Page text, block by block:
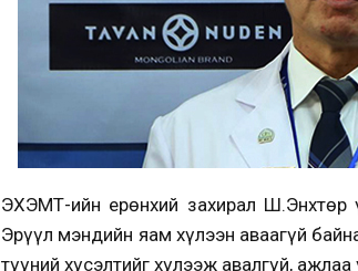
ЭХЭМҮТ-ийн ерөнхий захирал Ш.Энхтөр
Эрүүл мэндийн яам хүлээн аваагүй
түүний хүсэлтийг хүлээж авалгүй,